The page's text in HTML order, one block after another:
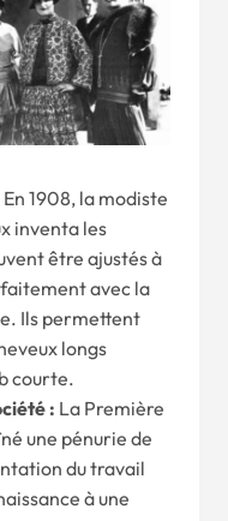
En 1908, la modiste
inventa les
être ajustés à
avec la
Ils permettent
longs
courte.
: La Première
une pénurie de
du travail
à une